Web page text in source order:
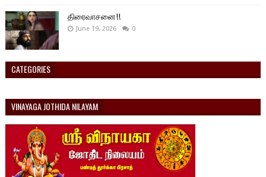
திரைவாசனை!!
June 19, 2026 0
CATEGORIES
VINAYAGA JOTHIDA NILAYAM